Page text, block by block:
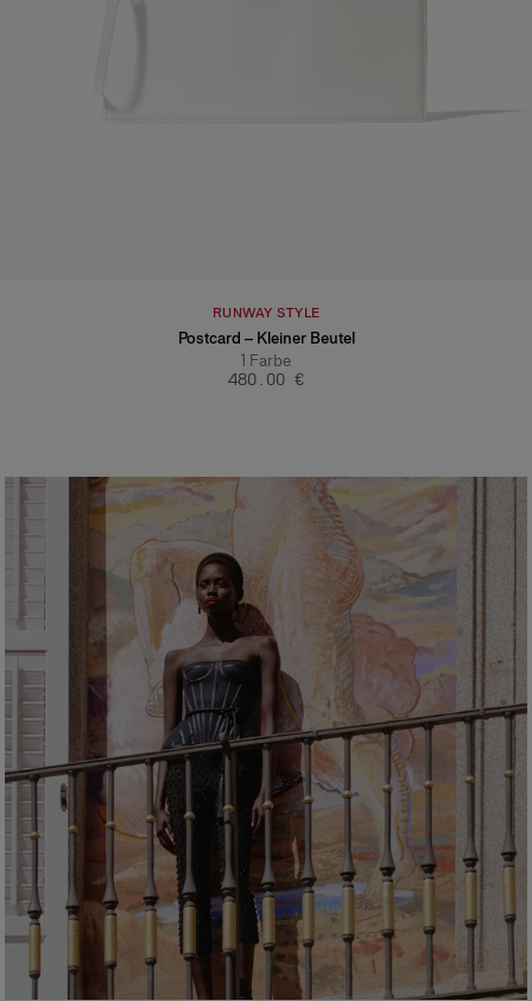
RUNWAY STYLE
Postcard – Kleiner Beutel
1 Farbe
‌480.00 €